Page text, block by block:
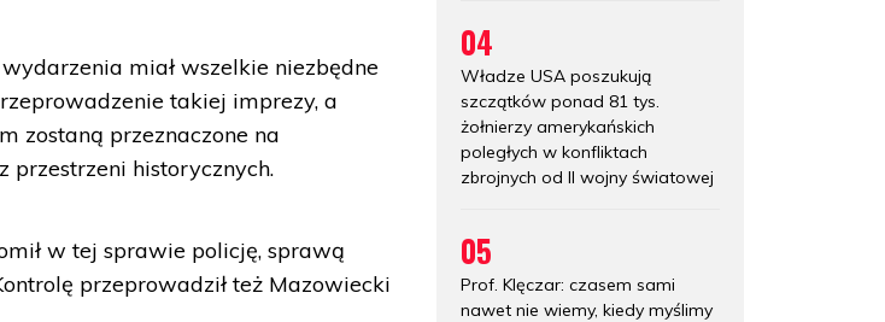
miał wszelkie niezbędne
takiej imprezy, a
zostaną przeznaczone na
historycznych.
w tej sprawie policję, sprawą
przeprowadził też Mazowiecki
04
Władze USA poszukują
szczątków ponad 81 tys.
żołnierzy amerykańskich
poległych w konfliktach
zbrojnych od II wojny światowej
05
Prof. Klęczar: czasem sami
nawet nie wiemy, kiedy myślimy